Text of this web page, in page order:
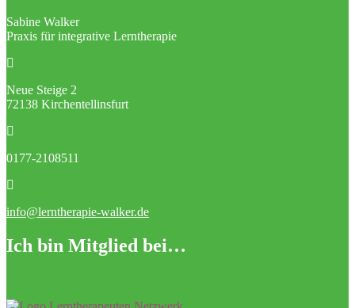
Sabine Walker
Praxis für integrative Lerntherapie
Neue Steige 2
72138 Kirchentellinsfurt
0177-2108511
info@lerntherapie-walker.de
Ich bin Mitglied bei…